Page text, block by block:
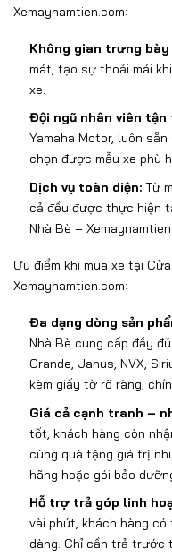
Xemaynamtien.com:
Không gian trưng b
mát, tạo sự thoải mái
xe.
Đội ngũ nhân viên tận
Yamaha Motor, luôn sẵn
chọnđược mẫu xe phù h
Dịch vụ toàn diện: Từ
cảđềuđược thực hiện
Nhà Bè –
Ưu điểm khi mua xe tại
Xemaynamtien.com:
Đa dạng dòng sản
Nhà Bè cung cấpđầyđ
Grande, Janus, NVX,
kèm giấy tờ rõ ràng,
Giá cả cạnh tranh –
tốt, khách hàng còn nh
cùng quà tặng giá trị nh
hãng hoặc gói bảo dư
Hỗ trợ trả góp linh ho
vài phút, khách hàng có
dàng. Chỉ cần trả trước